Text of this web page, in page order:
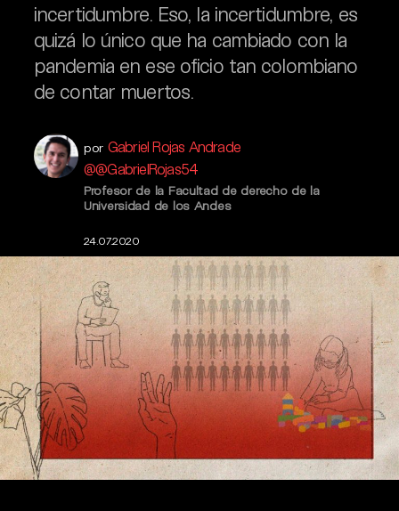
incertidumbre. Eso, la incertidumbre, es
quizá lo único que ha cambiado con la
pandemia en ese oficio tan colombiano
de contar muertos.
por Gabriel Rojas Andrade
@@GabrielRojas54
Profesor de la Facultad de derecho de la
Universidad de los Andes
24.07.2020